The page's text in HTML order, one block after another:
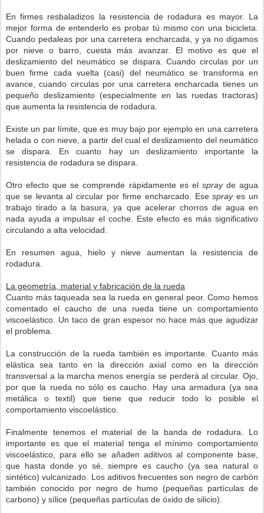
En firmes resbaladizos la resistencia de rodadura es mayor. La
mejor forma de entenderlo es probar tú mismo con una bicicleta.
Cuando pedaleas por una carretera encharcada, y ya no digamos
por nieve o barro, cuesta más avanzar. El motivo es que el
deslizamiento del neumático se dispara. Cuando circulas por un
buen firme cada vuelta (casi) del neumático se transforma en
avance, cuando circulas por una carretera encharcada tienes un
pequeño deslizamiento (especialmente en las ruedas tractoras)
que aumenta la resistencia de rodadura.
Existe un par límite, que es muy bajo por ejemplo en una carretera
helada o con nieve, a partir del cual el deslizamiento del neumático
se dispara. En cuanto hay un deslizamiento importante la
resistencia de rodadura se dispara.
Otro efecto que se comprende rápidamente es el sprayde agua
que se levanta al circular por firme encharcado. Esesprayes un
trabajo tirado a la basura, ya que acelerar chorros de agua en
nada ayuda a impulsar el coche. Este efecto es más significativo
circulando a alta velocidad.
En resumen agua, hielo y nieve aumentan la resistencia de
rodadura.
La geometría, material y fabricación de la rueda
Cuanto más taqueada sea la rueda en general peor. Como hemos
comentado el caucho de una rueda tiene un comportamiento
viscoelástico. Un taco de gran espesor no hace más que agudizar
el problema.
La construcción de la rueda también es importante. Cuanto más
elástica sea tanto en la dirección axial como en la dirección
transversal a la marcha menos energía se perderá al circular. Ojo,
por que la rueda no sólo es caucho. Hay una armadura (ya sea
metálica o textil) que tiene que reducir todo lo posible el
comportamiento viscoelástico.
Finalmente tenemos el material de la banda de rodadura. Lo
importante es que el material tenga el mínimo comportamiento
viscoelástico, para ello se añaden aditivos al componente base,
que hasta donde yo sé, siempre es caucho (ya sea natural o
sintético) vulcanizado. Los aditivos frecuentes son negro de carbón
también conocido por negro de humo (pequeñas partículas de
carbono) y sílice (pequeñas partículas de óxido de silicio).